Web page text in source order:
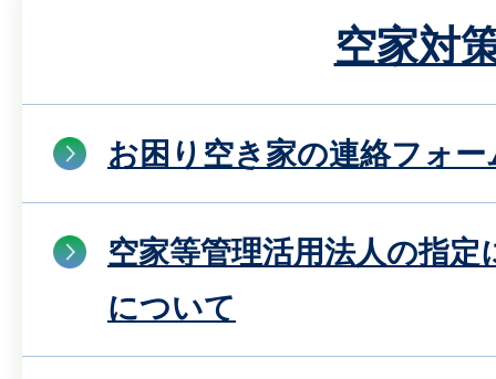
空家対
お困り空き家の連絡フォー
空家等管理活用法人の指定
について